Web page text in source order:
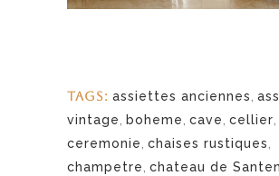
TAGS: assiettes anciennes,
vintage, boheme, cave, cellier,
ceremonie, chaises rustiques,
champetre, chateau de